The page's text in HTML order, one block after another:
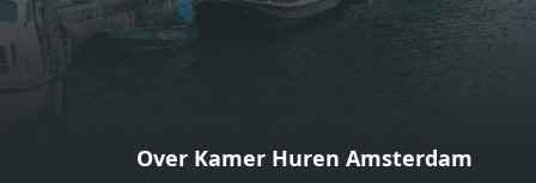
werkplek, een logeerkamer of een
persoonlijke slaapkamer. De
gemak en privacy. Gelegen in een
Over Kamer Huren Amsterdam